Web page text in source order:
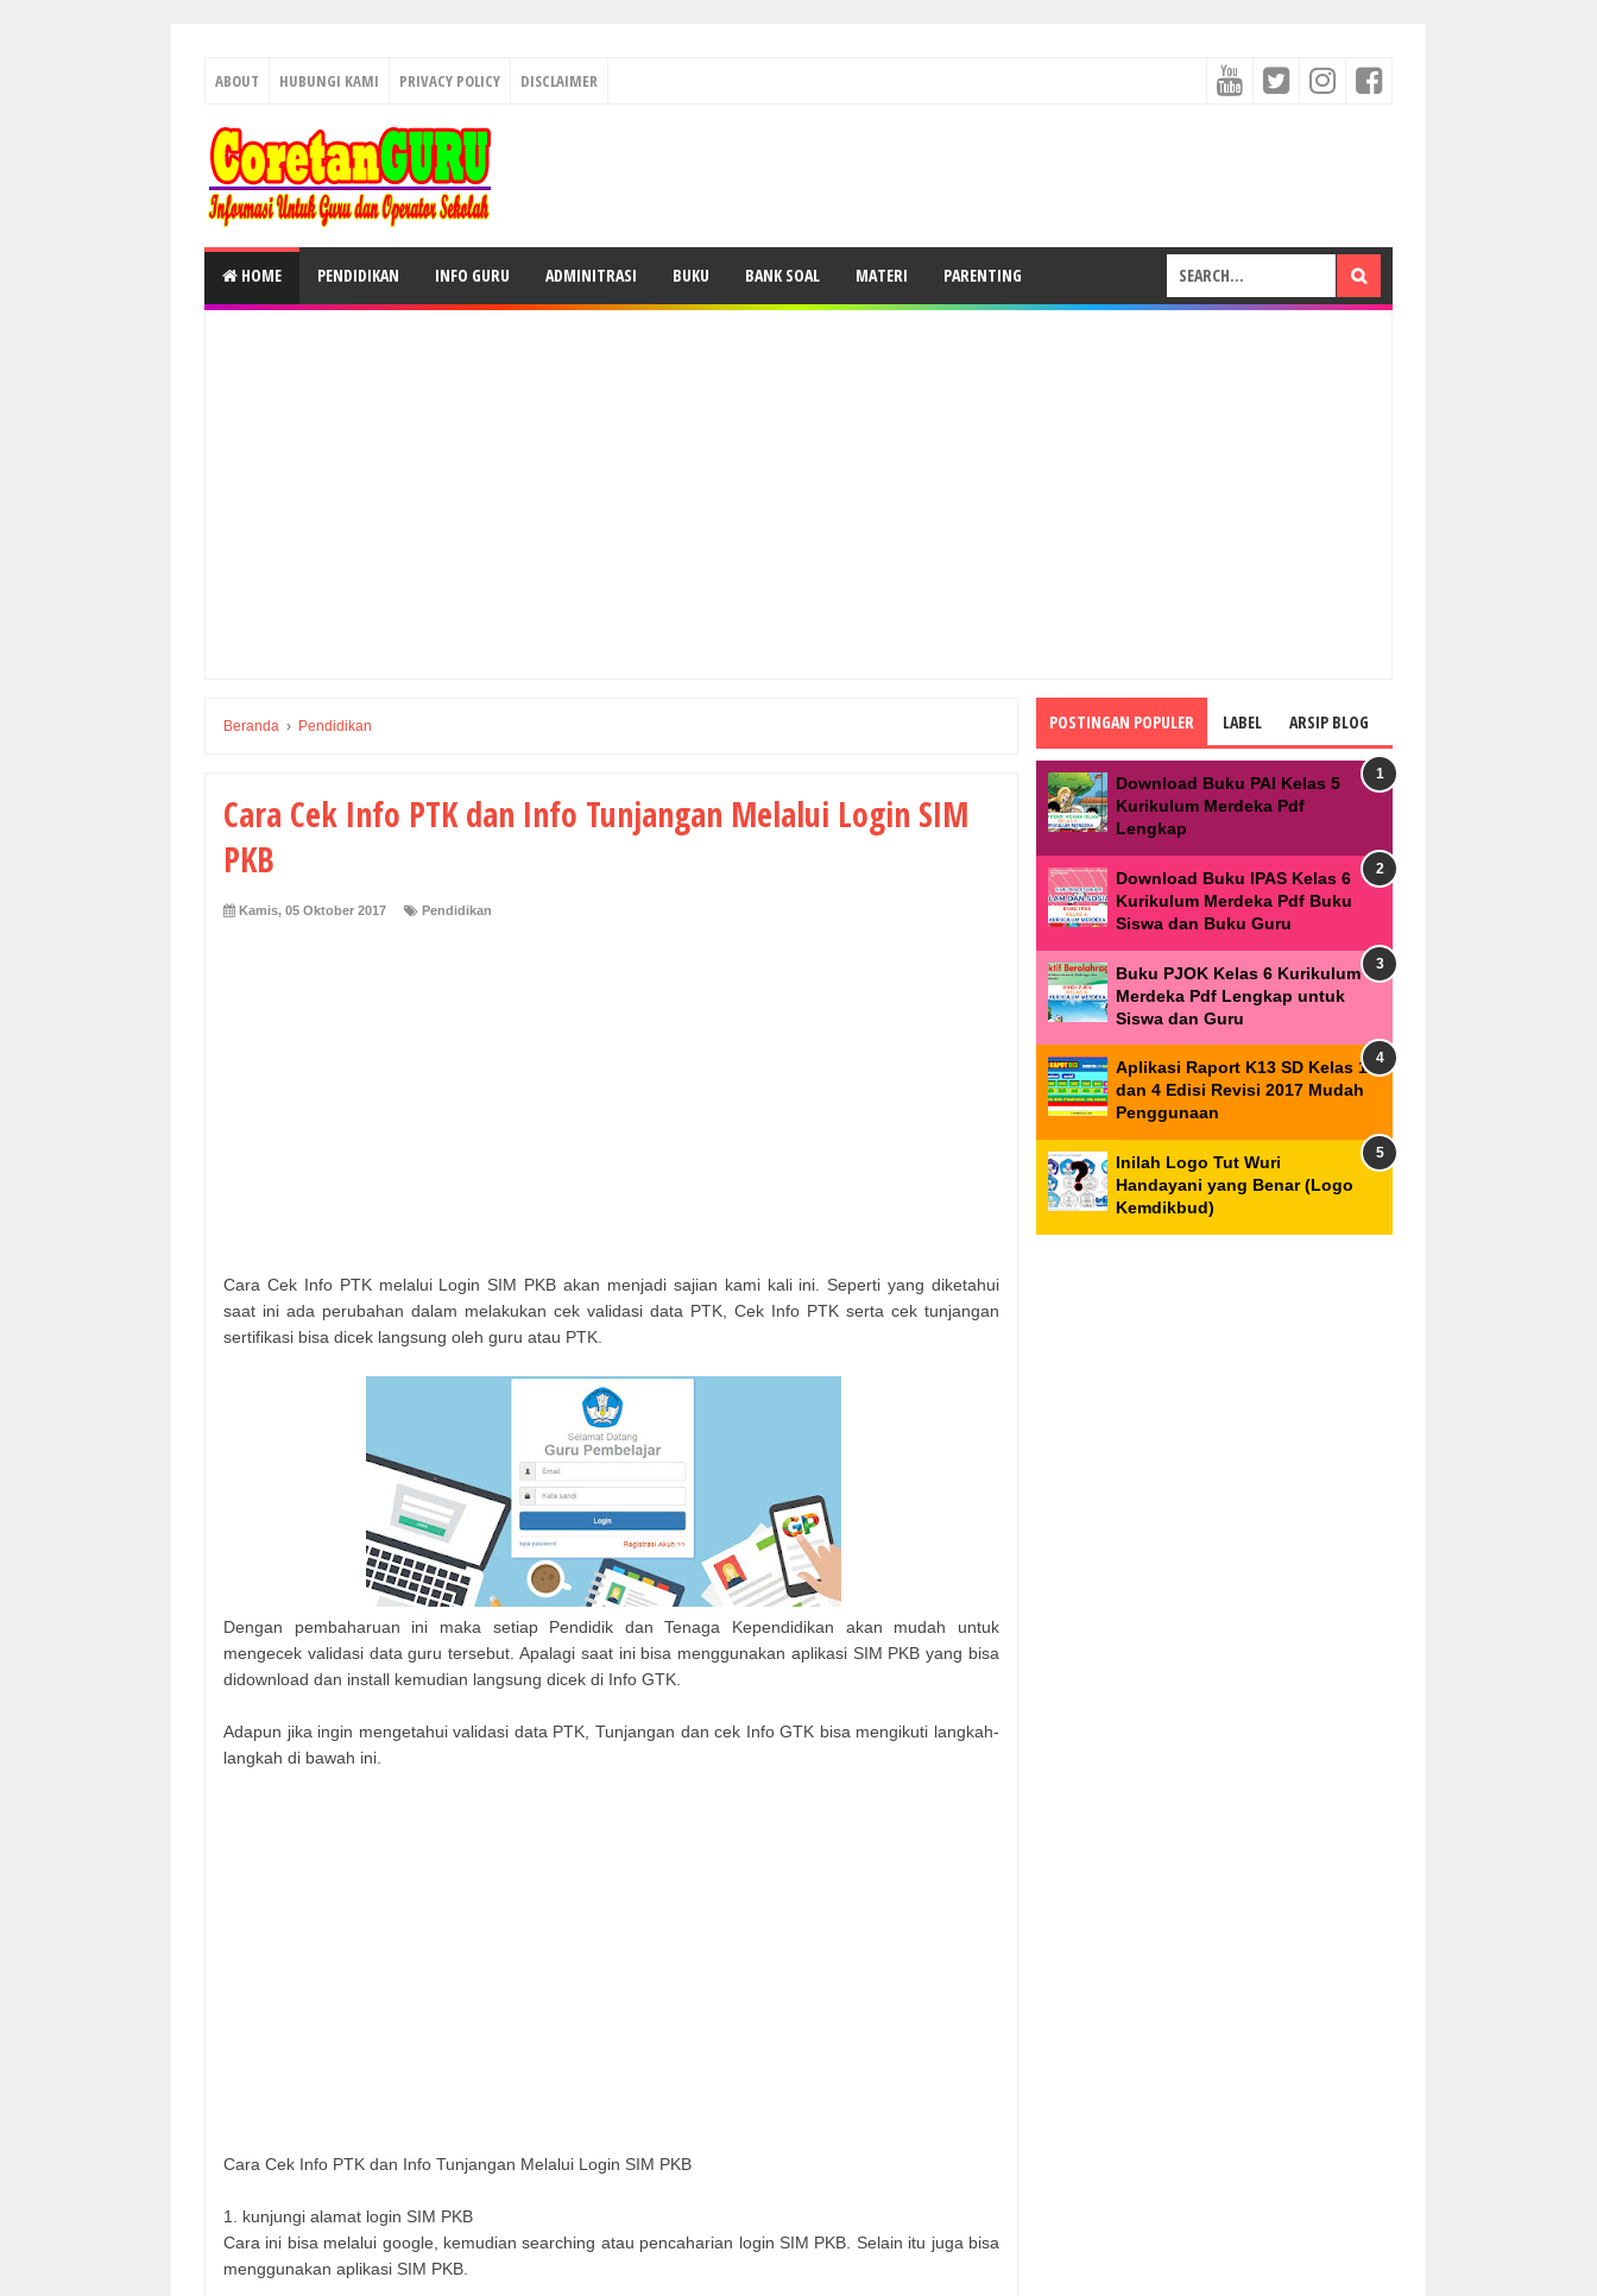
ABOUT HUBUNGI KAMI PRIVACY POLICY DISCLAIMER
HOME PENDIDIKAN INFO GURU ADMINITRASI BUKU BANK SOAL MATERI PARENTING
Beranda › Pendidikan
Cara Cek Info PTK dan Info Tunjangan Melalui Login SIM
PKB
Kamis, 05 Oktober 2017 Pendidikan
Cara Cek Info PTK melalui Login SIM PKB akan menjadi sajian kami kali ini. Seperti yang diketahui
saat ini ada perubahan dalam melakukan cek validasi data PTK, Cek Info PTK serta cek tunjangan
sertifikasi bisa dicek langsung oleh guru atau PTK.
Dengan pembaharuan ini maka setiap Pendidik dan Tenaga Kependidikan akan mudah untuk
mengecek validasi data guru tersebut. Apalagi saat ini bisa menggunakan aplikasi SIM PKB yang bisa
didownload dan install kemudian langsung dicek di Info GTK.
Adapun jika ingin mengetahui validasi data PTK, Tunjangan dan cek Info GTK bisa mengikuti langkah-
langkah di bawah ini.
Cara Cek Info PTK dan Info Tunjangan Melalui Login SIM PKB
1. kunjungi alamat login SIM PKB
Cara ini bisa melalui google, kemudian searching atau pencaharian login SIM PKB. Selain itu juga bisa
menggunakan aplikasi SIM PKB.
POSTINGAN POPULER LABEL ARSIP BLOG
Download Buku PAI Kelas 5
Kurikulum Merdeka Pdf
Lengkap
Download Buku IPAS Kelas 6
Kurikulum Merdeka Pdf Buku
Siswa dan Buku Guru
Buku PJOK Kelas 6 Kurikulum
Merdeka Pdf Lengkap untuk
Siswa dan Guru
Aplikasi Raport K13 SD Kelas 1
dan 4 Edisi Revisi 2017 Mudah
Penggunaan
Inilah Logo Tut Wuri
Handayani yang Benar (Logo
Kemdikbud)